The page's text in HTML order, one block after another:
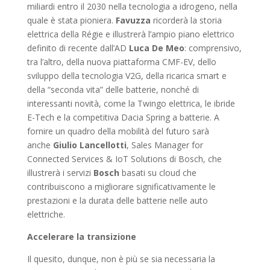
miliardi entro il 2030 nella tecnologia a idrogeno, nella
quale è stata pioniera. Favuzza ricorderà la storia
elettrica della Régie e illustrerà l’ampio piano elettrico
definito di recente dall’AD Luca De Meo: comprensivo,
tra l’altro, della nuova piattaforma CMF-EV, dello
sviluppo della tecnologia V2G, della ricarica smart e
della “seconda vita” delle batterie, nonché di
interessanti novità, come la Twingo elettrica, le ibride
E-Tech e la competitiva Dacia Spring a batterie. A
fornire un quadro della mobilità del futuro sarà
anche Giulio Lancellotti, Sales Manager for
Connected Services & IoT Solutions di Bosch, che
illustrerà i servizi Bosch basati su cloud che
contribuiscono a migliorare significativamente le
prestazioni e la durata delle batterie nelle auto
elettriche.
Accelerare la transizione
Il quesito, dunque, non è più se sia necessaria la